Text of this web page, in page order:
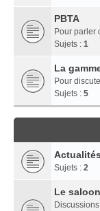
PBTA
Pour parler
Sujets : 1
La
Pour
Sujets : 5
Actualités
Sujets : 2
Le saloon